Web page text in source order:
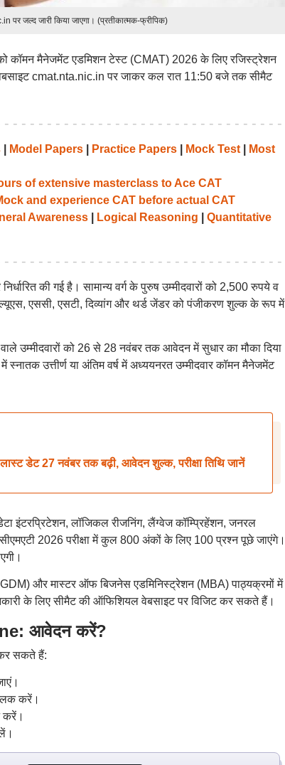
जल्द जारी किया जाएगा। (प्रतीकात्मक-फ्रीपिक)
कॉमन मैनेजमेंट एडमिशन टेस्ट (CMAT) 2026 के लिए रजिस्ट्रेशन
वेबसाइट cmat.nta.nic.in पर जाकर कल रात 11:50 बजे तक सीमैट
| Model Papers| Practice Papers| Mock Test|
Most
of extensive masterclass to Ace CAT
and experience CAT before actual CAT
Awareness| Logical Reasoning
Quantitative
की गई है। सामान्य वर्ग के पुरुष उम्मीदवारों को 2,500 रुपये व
एससी, एसटी, दिव्यांग और थर्ड जेंडर को पंजीकरण शुल्क के रूप में
उम्मीदवारों को 26 से 28 नवंबर तक आवेदन में सुधार का मौका दिया
स्नातक उत्तीर्ण या अंतिम वर्ष में अध्ययनरत उम्मीदवार कॉमन मैनेजमेंट
डेट 27 नवंबर तक बढ़ी, आवेदन शुल्क, परीक्षा तिथि जानें
इंटरप्रिटेशन, लॉजिकल रीजनिंग, लैंग्वेज कॉम्प्रिहेंशन, जनरल
2026 परीक्षा में कुल 800 अंकों के लिए 100 प्रश्न पूछे जाएंगे।
(PGDM) और मास्टर ऑफ बिजनेस एडमिनिस्ट्रेशन (MBA) पाठ्यक्रमों में
के लिए सीमैट की ऑफिशियल वेबसाइट पर विजिट कर सकते हैं।
आवेदन करें?
सकते हैं:
करें।
करें।